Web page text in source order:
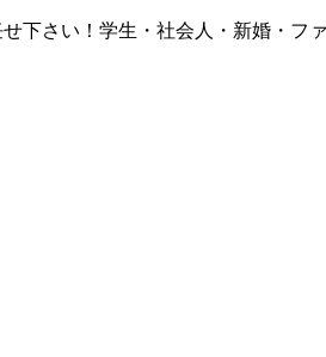
下さい！学生・社会人・新婚・フ